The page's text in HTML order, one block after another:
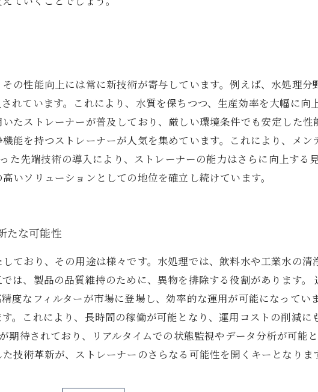
の性能向上には常に新技術が寄与しています。例えば、水処理分
れています。これにより、水質を保ちつつ、生産効率を大幅に向
たストレーナーが普及しており、厳しい環境条件でも安定した性
能を持つストレーナーが人気を集めています。これにより、メン
先端技術の導入により、ストレーナーの能力はさらに向上する
いソリューションとしての地位を確立し続けています。
たな可能性
ており、その用途は様々です。水処理では、飲料水や工業水の清
は、製品の品質維持のために、異物を排除する役割があります。
度なフィルターが市場に登場し、効率的な運用が可能になってい
。これにより、長時間の稼働が可能となり、運用コストの削減に
待されており、リアルタイムでの状態監視やデータ分析が可能
技術革新が、ストレーナーのさらなる可能性を開くキーとなりま